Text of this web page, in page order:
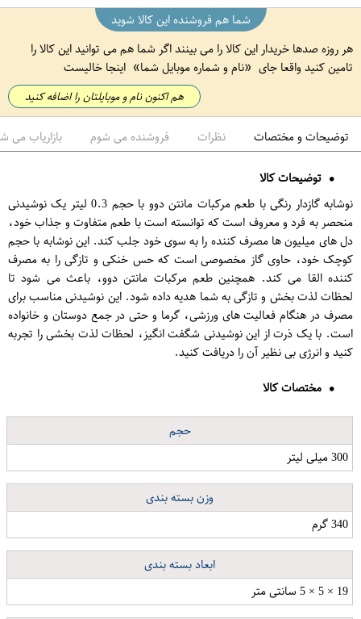
شما هم فروشنده این کالا شوید
هر روزه صدها خریدار این کالا را می بینند اگر شما هم می توانید این کالا را
تامین کنید واقعا جای
نام و شماره موبایل شما اینجا خالیست
هم اکنون نام و موبایلتان را اضافه کنید
توضیحات و مختصات نظرات فروشنده می شوم بازاریاب می
توضیحات کالا
نوشابه گازدار رنگی با طعم مرکبات مانتن دوو با حجم 0.3 لیتر یک نوشیدنی
منحصر به فرد و معروف است که توانسته است با طعم متفاوت و جذاب خود،
دل های میلیون ها مصرف کننده را به سوی خود جلب کند. این نوشابه با حجم
کوچک خود، حاوی گاز مخصوصی است که حس خنکی و تازگی را به مصرف
کننده القا می کند. همچنین طعم مرکبات مانتن دوو، باعث می شود تا
لحظات لذت بخش و تازگی به شما هدیه داده شود. این نوشیدنی مناسب برای
مصرف در هنگام فعالیت های ورزشی، گرما و حتی در جمع دوستان و خانواده
است. با یک ذرت از این نوشیدنی شگفت انگیز، لحظات لذت بخشی را تجربه
کنید و انرژی بی نظیر آن را دریافت کنید.
مختصات کالا
حجم
300 میلی لیتر
وزن بسته بندی
340 گرم
ابعاد بسته بندی
19 × 5 × 5 سانتی متر